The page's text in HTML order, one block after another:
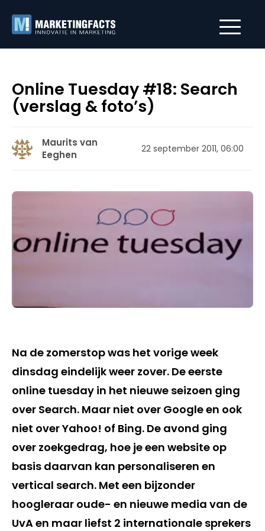
Online Tuesday #18: Search
(verslag & foto’s)
Maurits van
Eeghen
22 september 2011, 06:00
Na de zomerstop was het vorige week
dinsdag eindelijk weer zover. De eerste
online tuesday in het nieuwe seizoen ging
over Search. Maar niet over Google en ook
niet over Yahoo! of Bing. De avond ging
over zoekgedrag, hoe je een website op
basis daarvan kan personaliseren en
vertical search. Met een bijzonder
hoogleraar oude- en nieuwe media van de
UvA en maar liefst 2 internationale sprekers